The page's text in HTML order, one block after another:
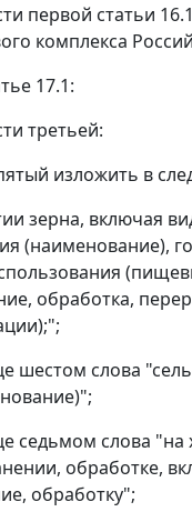
первой статьи
комплекса
17.1:
третьей:
изложить в
зерна, включая
(наименование),
обработка,
шестом слова
седьмом слова
обработке,
обработку";